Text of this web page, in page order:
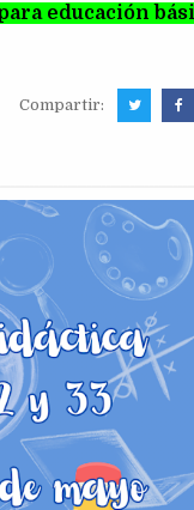
educación
Compartir: